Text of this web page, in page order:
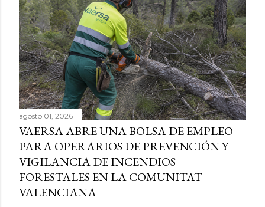
agosto 01, 2026
VAERSA ABRE UNA BOLSA DE EMPLEO
PARA OPERARIOS DE PREVENCIÓN Y
VIGILANCIA DE INCENDIOS
FORESTALES EN LA COMUNITAT
VALENCIANA